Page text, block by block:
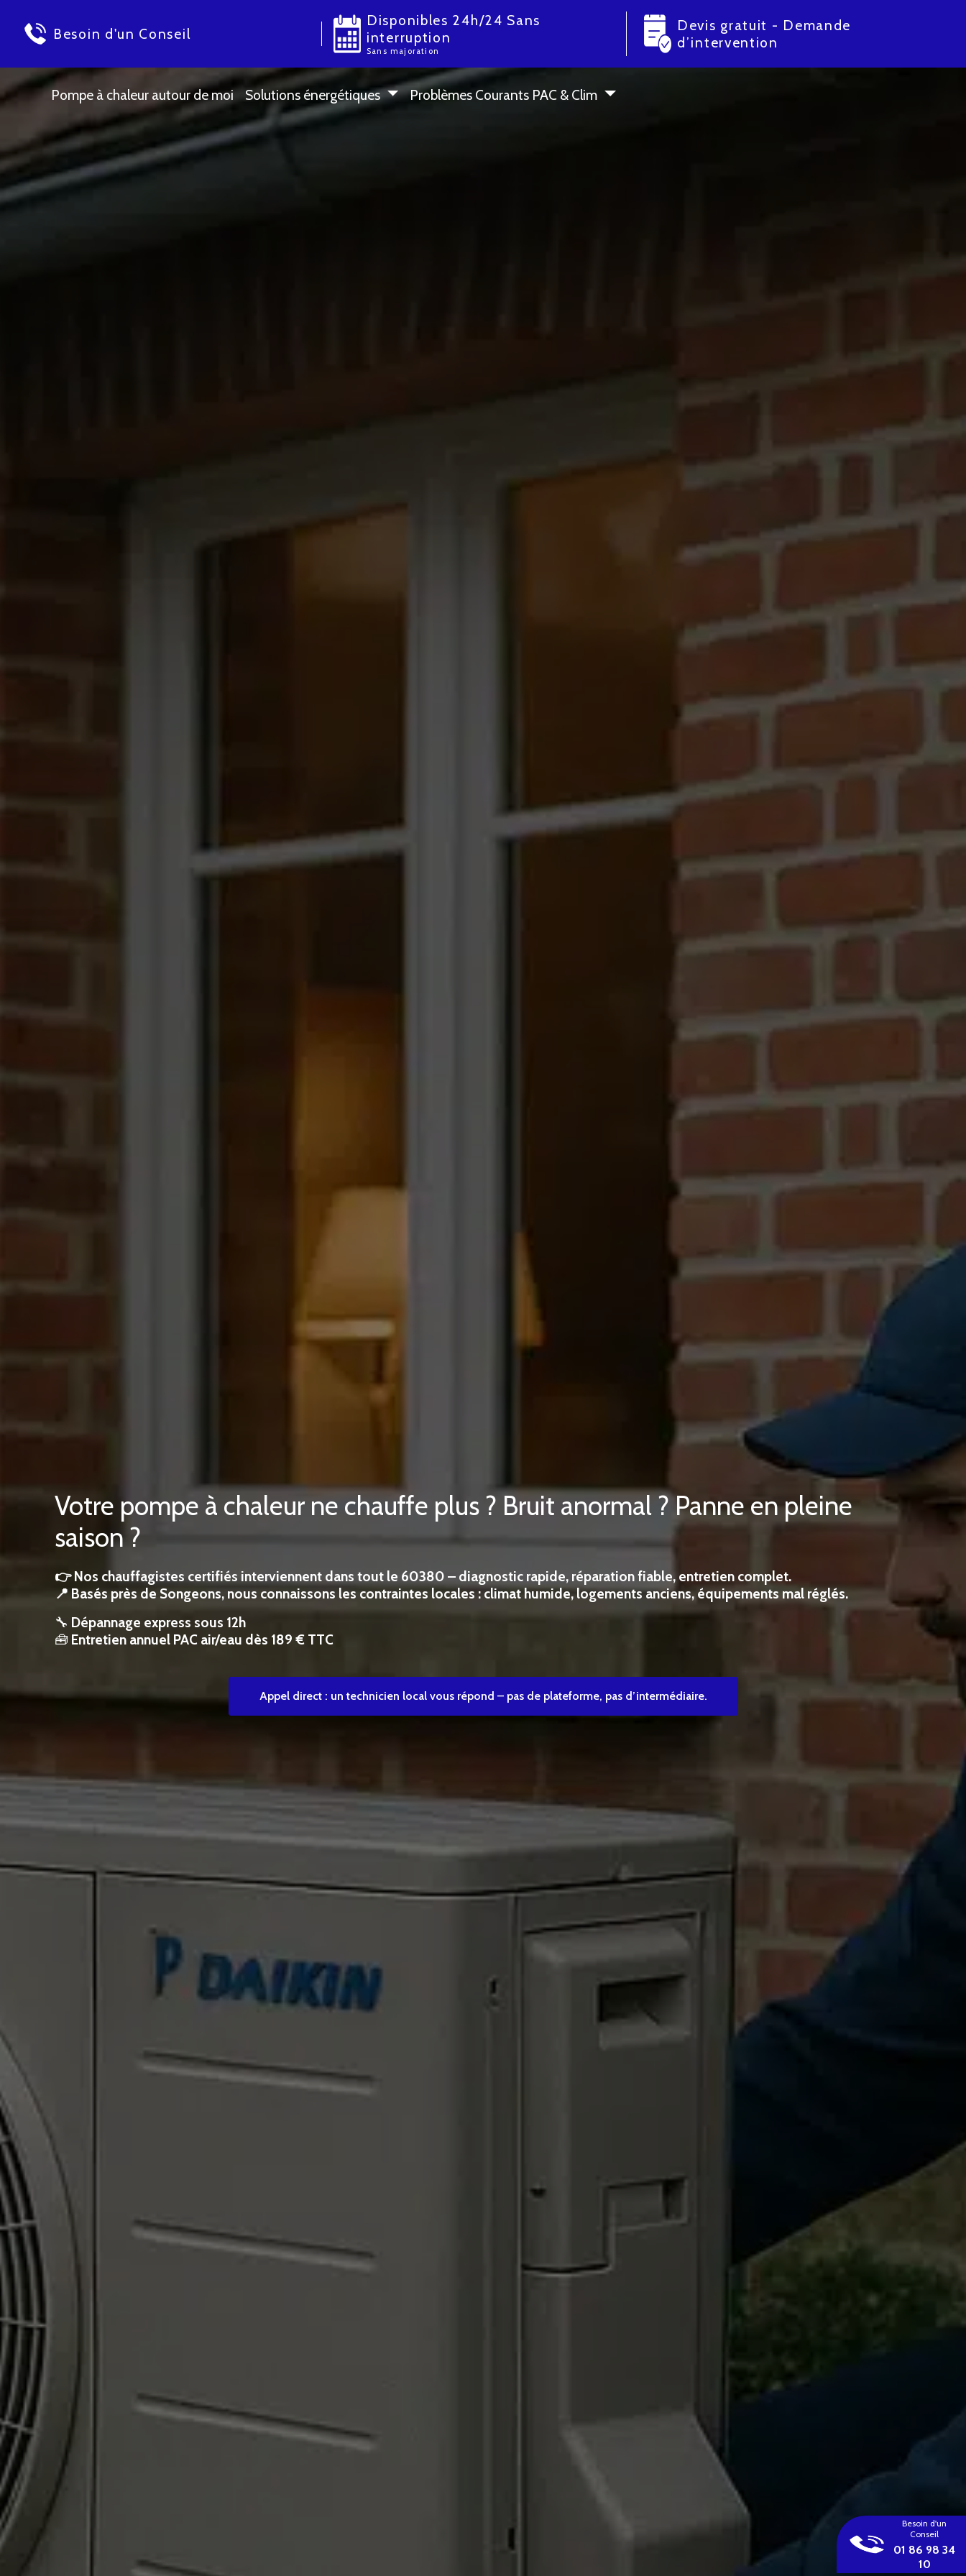
Besoin d'un Conseil
Disponibles 24h/24 Sans
interruption
Sans majoration
Devis gratuit - Demande
d’intervention
Pompe à chaleur autour de moi Solutions énergétiques Problèmes Courants PAC & Clim
Votre pompe à chaleur ne chauffe plus ? Bruit anormal ? Panne en pleine
saison ?
👉 Nos chauffagistes certifiés interviennent dans tout le 60380 – diagnostic rapide, réparation fiable, entretien complet.
📍 Basés près de Songeons, nous connaissons les contraintes locales : climat humide, logements anciens, équipements mal réglés.
🔧 Dépannage express sous 12h
🧰 Entretien annuel PAC air/eau dès 189 € TTC
Appel direct : un technicien local vous répond – pas de plateforme, pas d’intermédiaire.
Besoin d'un
Conseil
01 86 98 34
10